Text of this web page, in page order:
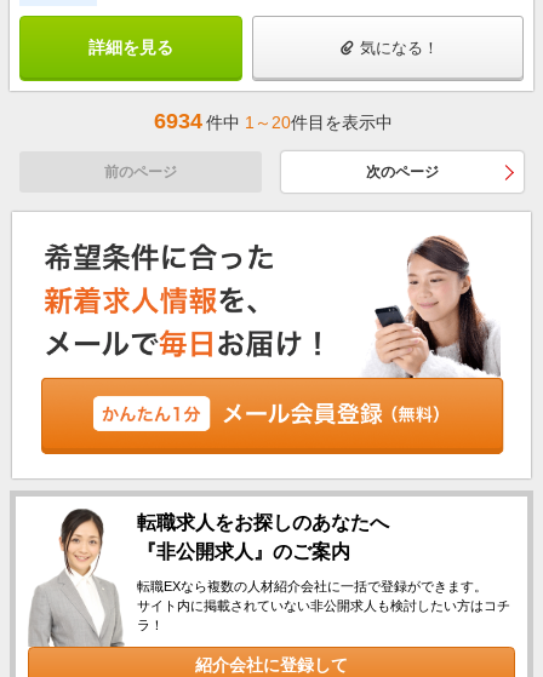
詳細を見る 気になる！
6934件中 1～20件目を表示中
前のページ 次のページ
転職求人をお探しのあなたへ
『非公開求人』のご案内
転職EXなら複数の人材紹介会社に一括で登録ができます。
サイト内に掲載されていない非公開求人も検討したい方はコチ
ラ！
紹介会社に登録して